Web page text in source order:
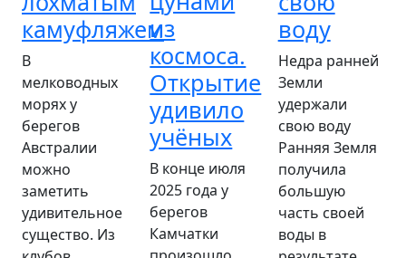
камуфляжем
В
мелководных
морях у
берегов
Австралии
можно
заметить
удивительное
существо. Из
из
космоса.
Открытие
удивило
учёных
В конце июля
2025 года у
берегов
Камчатки
воду
Недра ранней
Земли
удержали
свою воду
Ранняя Земля
получила
большую
часть своей
воды в